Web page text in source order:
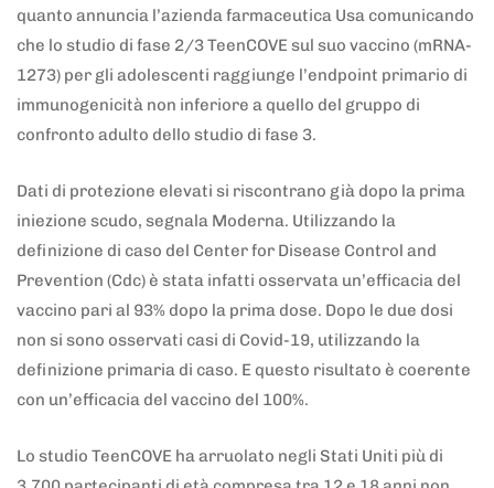
quanto annuncia l’azienda farmaceutica Usa comunicando
che lo studio di fase 2/3 TeenCOVE sul suo vaccino (mRNA-
1273) per gli adolescenti raggiunge l’endpoint primario di
immunogenicità non inferiore a quello del gruppo di
confronto adulto dello studio di fase 3.
Dati di protezione elevati si riscontrano già dopo la prima
iniezione scudo, segnala Moderna. Utilizzando la
definizione di caso del Center for Disease Control and
Prevention (Cdc) è stata infatti osservata un’efficacia del
vaccino pari al 93% dopo la prima dose. Dopo le due dosi
non si sono osservati casi di Covid-19, utilizzando la
definizione primaria di caso. E questo risultato è coerente
con un’efficacia del vaccino del 100%.
Lo studio TeenCOVE ha arruolato negli Stati Uniti più di